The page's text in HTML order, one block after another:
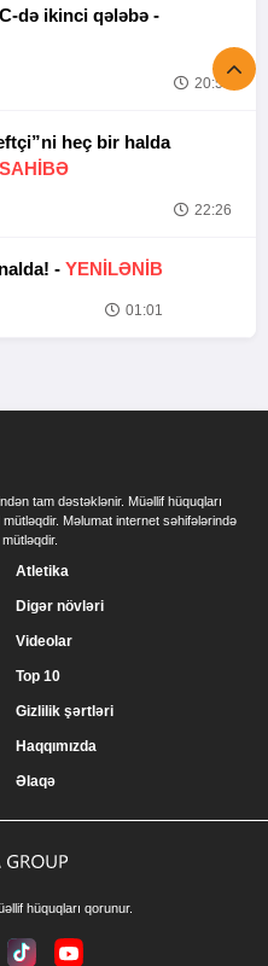
Tofiq Musayevdən UFC-də ikinci qələbə -
20:52
heç bir halda
22:26
- YENİLƏNİB
01:01
tam dəstəklənir. Müəllif hüquqları
Məlumat internet səhifələrində
Atletika
Digər növləri
Videolar
Top 10
Gizlilik şərtləri
Haqqımızda
Əlaqə
hüquqları qorunur.